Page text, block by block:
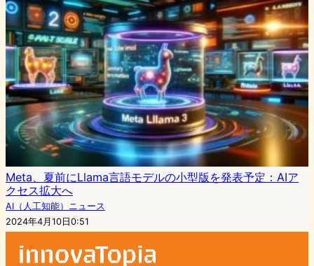
Meta、夏前にLlama言語モデルの小型版を発表予定：AIア
クセス拡大へ
AI（人工知能）ニュース
2024年4月10日0:51